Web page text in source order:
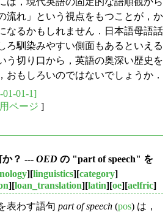
流れ」という視点をもつことが，か
なるかもしれません．日本語母語話
ろ馴染みやすい側面もあるといえる
う切り口から，英語の奥深い歴史を
おもしろいのではないでしょうか．
01-01-1]
ページ ]
か？ --- OED の "part of speech" を
][linguistics][category]
][loan_translation][latin][oe][aelfric]
表わす語句 part of speech (pos) は，